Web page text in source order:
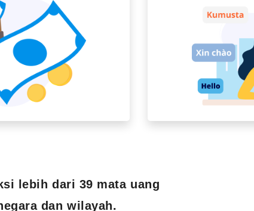
lebih dari 39 mata uang
dan wilayah.